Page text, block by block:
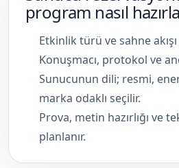
program nasıl
Etkinlik türü ve sahne akışı
Konuşmacı, protokol ve
Sunucunun dili; resmi,
marka odaklı seçilir.
Prova, metin hazırlığı ve
planlanır.